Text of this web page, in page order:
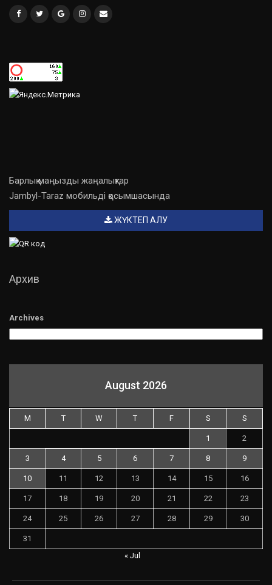
Барлық маңызды жаңалықтар
Jambyl-Taraz мобильді қосымшасында
ЖҮКТЕП АЛУ
Архив
Archives
August 2026
M T W T F S S
1 2
3 4 5 6 7 8 9
10 11 12 13 14 15 16
17 18 19 20 21 22 23
24 25 26 27 28 29 30
31
« Jul